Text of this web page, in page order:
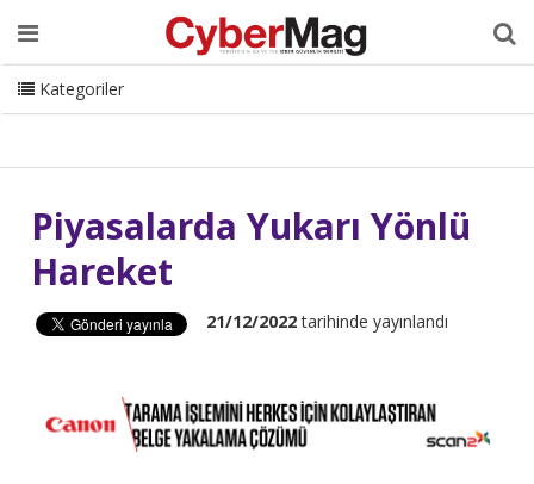
Ana Sayfa Hakkımızda Dergi Editörden
Danışmanlık
ISC Turkey Sizden Gelenler
İletişim
CyberMag Logo
Kategoriler
Piyasalarda Yukarı Yönlü
Hareket
21/12/2022tarihinde yayınlandı